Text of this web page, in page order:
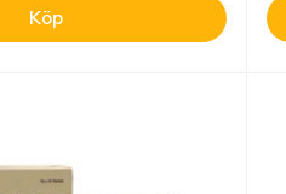
Köp